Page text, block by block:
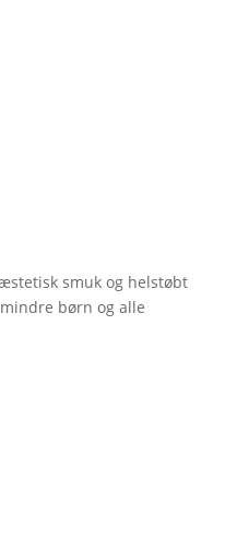
smuk og helstøbt
børn og alle